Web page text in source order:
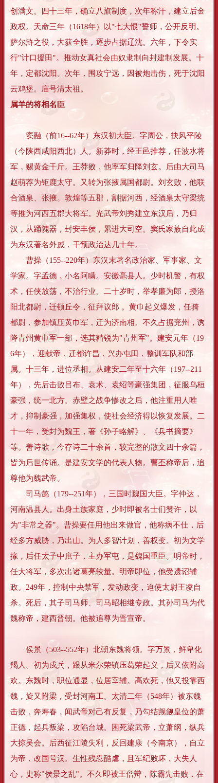
创满文。四十三年，确立八旗制度，次年称汗，建立后金
政权。天命三年（1618年）以"七大恨"誓师，公开反明。
萨尔浒之役，大获全胜，逐步占据辽沈。六年，下令实
行"计口援田"。推动女真社会由奴隶制向封建制发展。十
年，定都沈阳。次年，围攻宁远，因被炮击伤，死于沈阳
云鸡堡。庙号清太祖。
属羊的将相名臣
窦融（前16--62年）东汉初大臣。字周公，抉风平陵
（今陕西咸阳西北）人。新莽时，经王邑推荐，任波水将
军，赐黄金千斤。王莽败，他率军归降刘玄。后由大司马
赵萌荐为钜鹿太守。又转为张掖属国都尉。刘玄败，他联
合酒泉、张掖。敦煌等五郡，割据河西，经酒泉太守梁统
等推为河西五郡大将军。光武帝刘秀建立东汉后，乃归
汉，从踊隗器，封安丰侯，累进大司空。窦氏家族自此成
为东汉著名外戚，干预政治达几十年。
曹操（155--220年）东汉末著名政治家、军事家、文
学家。字孟德，小名阿瞒。安徽毫县人。少时机警，有权
术，任侠放荡，不治行业。二十岁时，举孝廉为郎，授洛
阳北都尉，迁顿丘令，征拜议郎 。黄巾起义爆发，任骑
都尉，参加镇压黄巾军，迁为济南相。不久占据兖州，诱
降青州黄巾军一部，选其精锐为"青州军"。建安元年（19
6年），迎献帝，迁都许昌，兴办屯田，整训军队和部
属。十三年，进位丞相。从建安二年至十六年（197--211
年），先后击败吕布、袁术、袁绍等豪强集团，征服乌桓
豪强，统一北方。赤壁之战争惨改之后，他注重用人唯
才，抑制豪强，加强集权，使社会经济得以恢复发展。二
十一年，受封为魏王，著《孙子略解》、《兵书摘要》
等。善诗歌，今存诗二十余首，较完整的散文四十余篇，
皆为后世传诵。是建安文学的代表人物。曹丕称帝后，追
尊他为魏武帝。
司马懿（179--251年），三国时魏国大臣。字仲达，
河南温县人。出身土族家庭，少时即被名士们赞许，以
为"非常之器"。曹操要任用他出来做官，他称病不仕，后
经多方威胁，乃出山。为人多智计划，善权变。初为文学
掾，后任太子中庶子，主办军屯，是魏国重臣。明帝时，
任大将军，多次出诸葛亮较量。明帝即位，他受遗诏辅
政。249年，控制中央禁军，发动政变，迫使太尉王凌自
杀。死后，其子司马师、司马昭相继专政。其孙司马为代
魏称帝，建西晋朝。他被追尊为晋宣帝。
侯景（503--552年）北朝东魏将领。字万景，鲜卑化
羯人。初为戍兵，跟从米尔荣镇压葛荣起义，后又依附高
欢。东魏时，职位通显，位居宰辅。高欢死，他又投靠西
魏，旋又附梁，受封河南工。太清二年（548年）被东魏
击败，奔寿春，闻武帝对己有反复，乃勾结觊觎皇位的萧
正德，起兵叛梁，攻陷台城。困死梁武帝，立萧纲，纵兵
大掠吴会。后西征江陵失利，反回建康（今南京），自立
为帝，改国号汉。生性残忍酷虐，且军纪败坏，大失人
心，史称"侯景之乱"。不久即被王僧辩，陈霸先击败，在